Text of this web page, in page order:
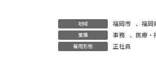
地域 福岡市 、 福岡
業種 事務 、 医療・
雇用形態 正社員